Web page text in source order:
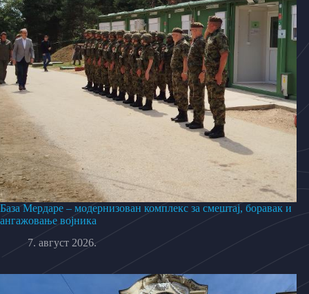
База Мердаре – модернизован комплекс за смештај, боравак и
ангажовање војника
7. август 2026.